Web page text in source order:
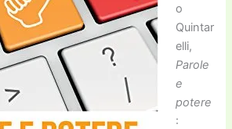
o
Quintar
elli,
Parole
e
potere
: